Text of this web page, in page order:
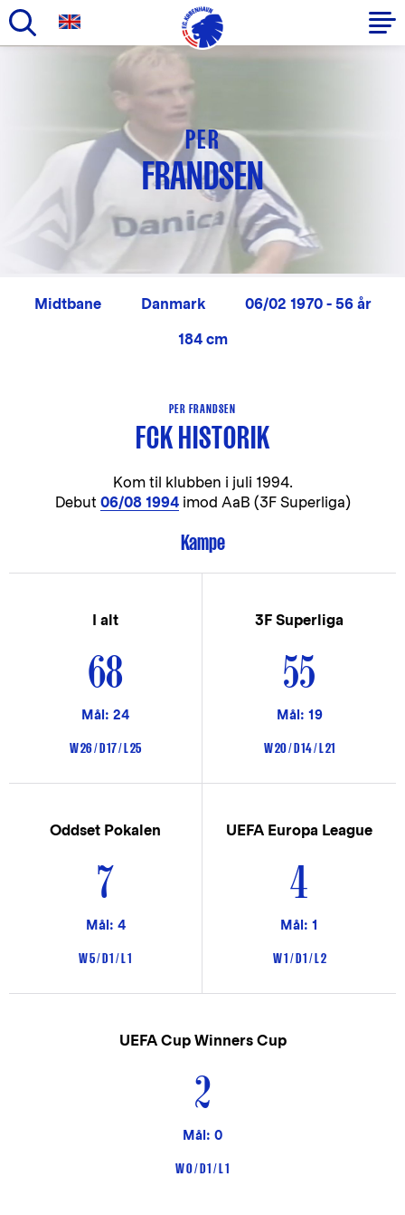
PER
FRANDSEN
Midtbane Danmark 06/02 1970 - 56 år
184 cm
PER FRANDSEN
FCK HISTORIK
Kom til klubben i juli 1994.
Debut 06/08 1994imod AaB (3F Superliga)
Kampe
I alt
68
Mål: 24
W 26 / D 17 / L 25
3F Superliga
55
Mål: 19
W 20 / D 14 / L 21
Oddset Pokalen
7
Mål: 4
W 5 / D 1 / L 1
UEFA Europa League
4
Mål: 1
W 1 / D 1 / L 2
UEFA Cup Winners Cup
2
Mål: 0
W 0 / D 1 / L 1